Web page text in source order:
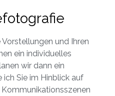
und Ihren
ein individuelles
wir dann ein
Sie im Hinblick auf